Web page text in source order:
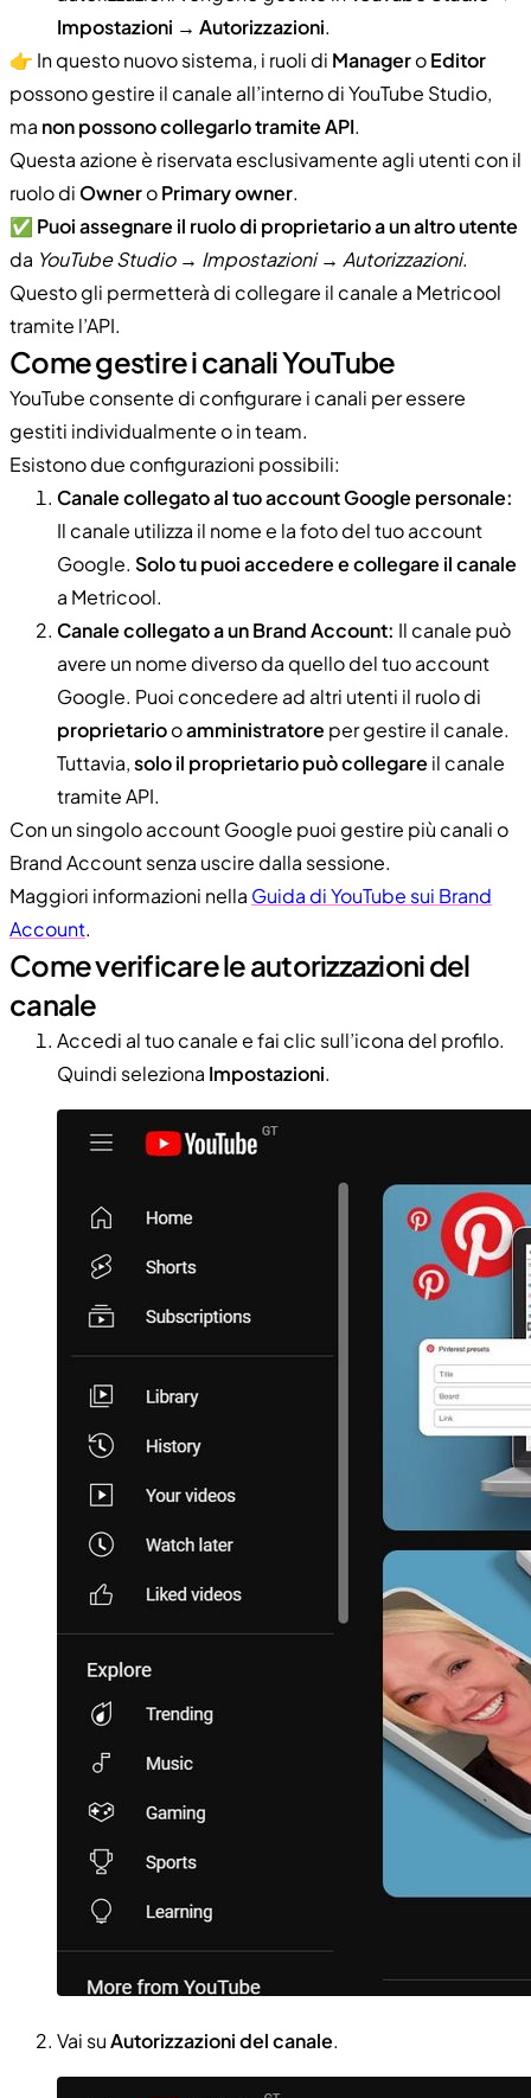
Impostazioni → Autorizzazioni.
👉 In questo nuovo sistema, i ruoli di ManageroEditor
possono gestire il canale all’interno di YouTube Studio,
ma non possono collegarlo tramite API.
Questa azione è riservata esclusivamente agli utenti con il
ruolo di OwneroPrimary owner.
✅ Puoi assegnare il ruolo di proprietario a un altro utente
da YouTube Studio → Impostazioni → Autorizzazioni.
Questo gli permetterà di collegare il canale a Metricool
tramite l’API.
Come gestire i canali YouTube
YouTube consente di configurare i canali per essere
gestiti individualmente o in team.
Esistono due configurazioni possibili:
Canale collegato al tuo account Google personale:
Il canale utilizza il nome e la foto del tuo account
Google. Solo tu puoi accedere e collegare il canale
a Metricool.
Canale collegato a un Brand Account: Il canale può
avere un nome diverso da quello del tuo account
Google. Puoi concedere ad altri utenti il ruolo di
proprietariooamministratore per gestire il canale.
Tuttavia,solo il proprietario può collegare il canale
tramite API.
Con un singolo account Google puoi gestire più canali o
Brand Account senza uscire dalla sessione.
Maggiori informazioni nella Guida di YouTube sui Brand
Account.
Come verificare le autorizzazioni del
canale
Accedi al tuo canale e fai clic sull’icona del profilo.
Quindi seleziona Impostazioni.
Vai suAutorizzazioni del canale.